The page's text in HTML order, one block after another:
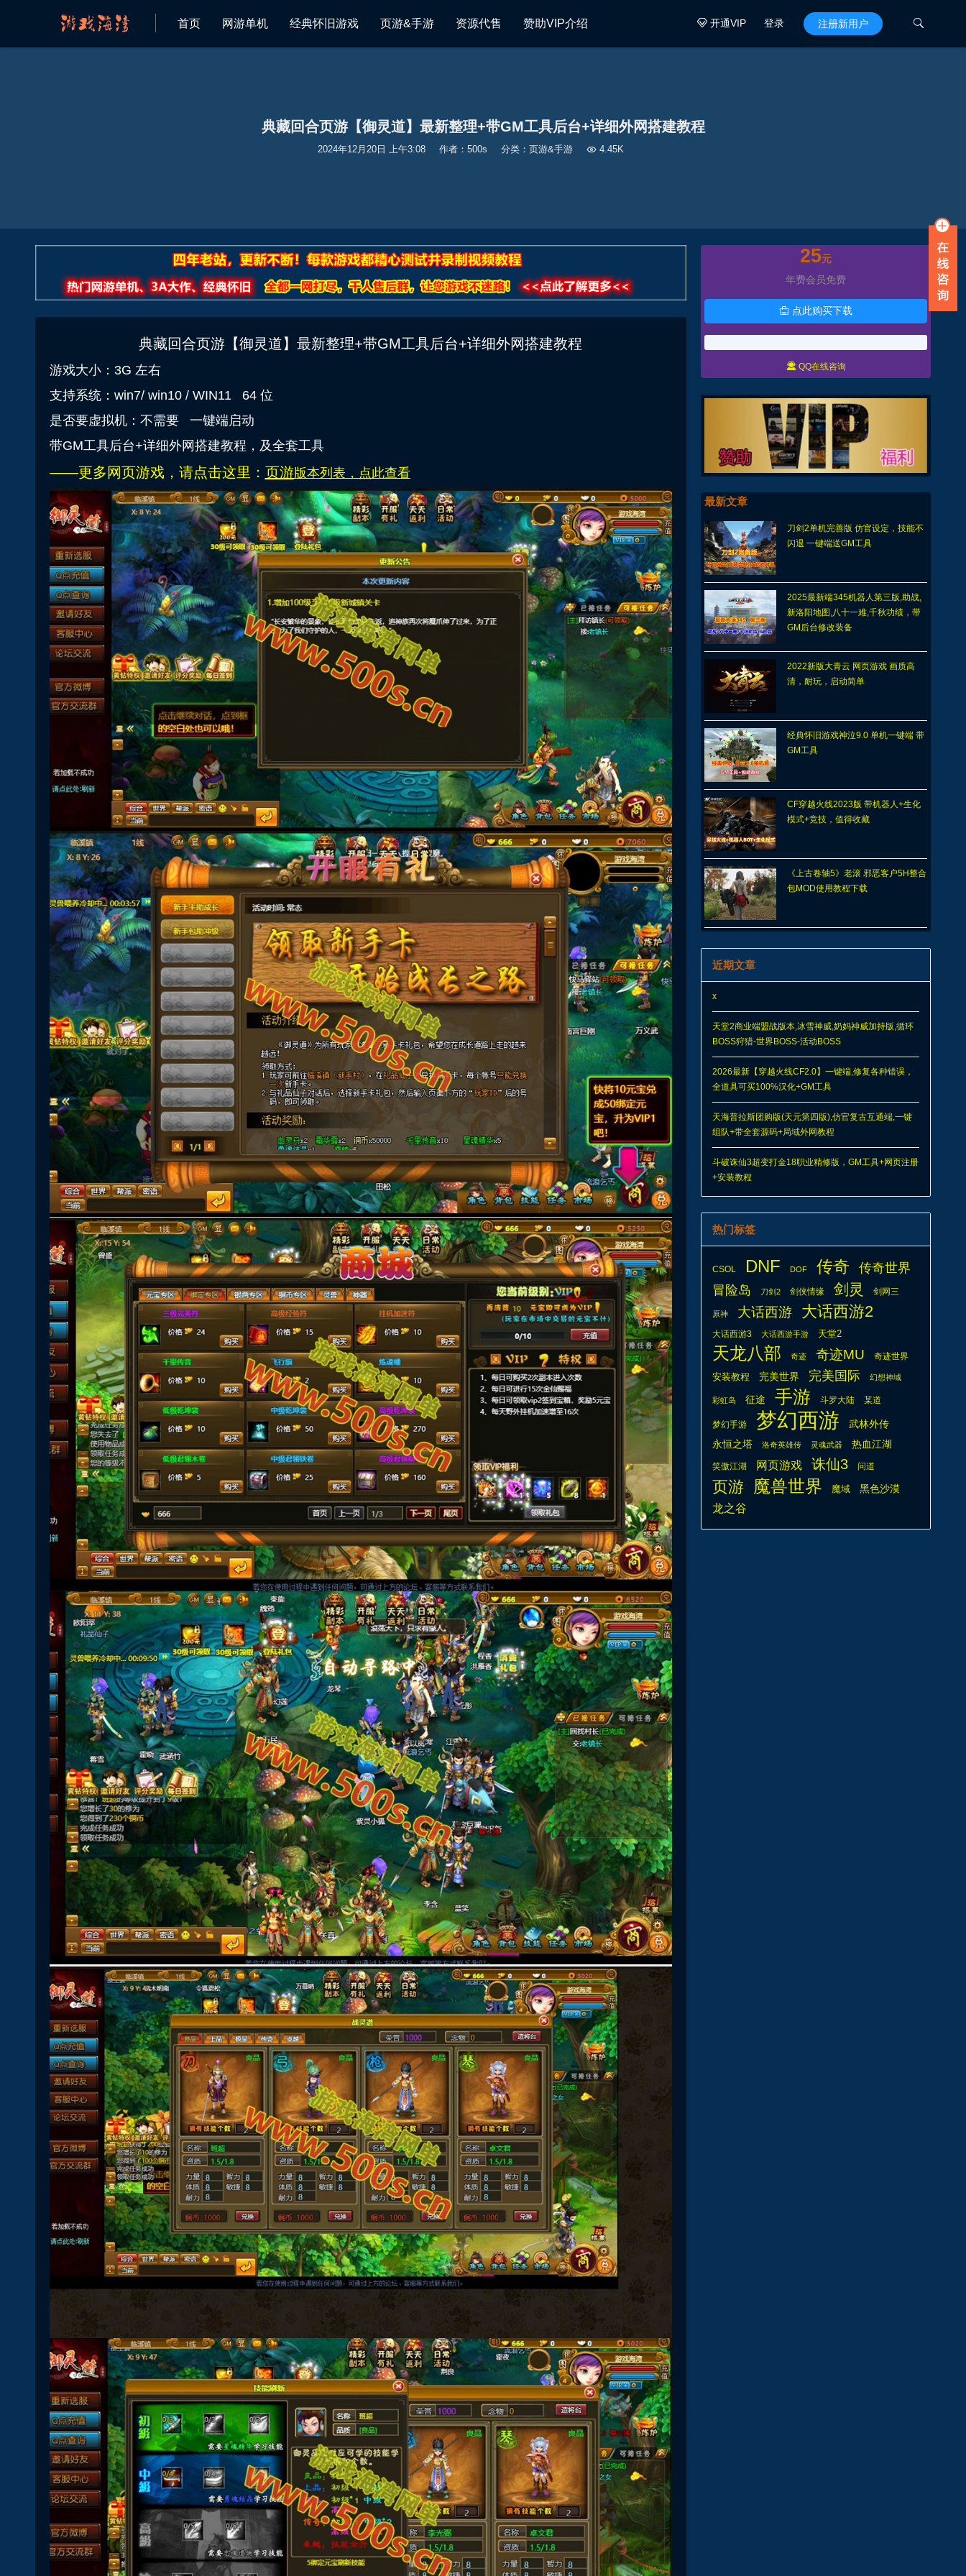
开通VIP 登录 注册新用户 
首页 网游单机 经典怀旧游戏 页游&手游 资源代售 赞助VIP介绍
典藏回合页游【御灵道】最新整理+带GM工具后台+详细外网搭建教程
2024年12月20日 上午3:08 作者：500s 分类： 页游&手游  4.45K
典藏回合页游【御灵道】最新整理+带GM工具后台+详细外网搭建教程
游戏大小：3G 左右
支持系统：win7/ win10 / WIN11 64 位
是否要虚拟机：不需要 一键端启动
带GM工具后台+详细外网搭建教程，及全套工具
——更多网页游戏，请点击这里： 页游版本列表，点此查看
25元
年费会员免费
 点此购买下载
 QQ在线咨询
最新文章
刀剑2单机完善版 仿官设定，技能不
闪退 一键端送GM工具
2025最新端345机器人第三版,助战,
新洛阳地图,八十一难,千秋功绩，带
GM后台修改装备
2022新版大青云 网页游戏 画质高
清，耐玩，启动简单
经典怀旧游戏神泣9.0 单机一键端 带
GM工具
CF穿越火线2023版 带机器人+生化
模式+竞技，值得收藏
《上古卷轴5》老滚 邪恶客户5H整合
包MOD使用教程下载
近期文章
x
天堂2商业端盟战版本,冰雪神威,奶妈神威加持版,循环
BOSS狩猎-世界BOSS-活动BOSS
2026最新【穿越火线CF2.0】一键端,修复各种错误，
全道具可买100%汉化+GM工具
天海普拉斯团购版(天元第四版),仿官复古互通端,一键
组队+带全套源码+局域外网教程
斗破诛仙3超变打金18职业精修版，GM工具+网页注册
+安装教程
热门标签
CSOL DNF DOF 传奇 传奇世界
冒险岛 刀剑2 剑侠情缘 剑灵 剑网三
原神 大话西游 大话西游2
大话西游3 大话西游手游 天堂2
天龙八部 奇迹 奇迹MU 奇迹世界
安装教程 完美世界 完美国际 幻想神域
彩虹岛 征途 手游 斗罗大陆 某道
梦幻手游 梦幻西游
武林外传
永恒之塔
洛奇英雄传 灵魂武器 热血江湖
笑傲江湖 网页游戏 诛仙3 问道
页游 魔兽世界 魔域 黑色沙漠
龙之谷